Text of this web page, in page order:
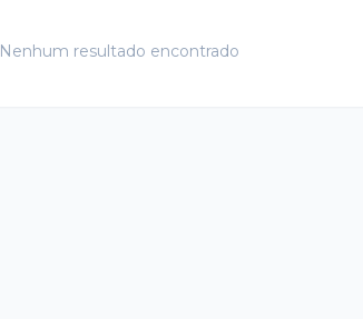
Nenhum resultado encontrado